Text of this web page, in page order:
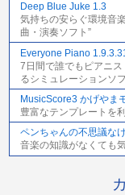
Deep Blue Juke 1.3
気持ちの安らぐ環境音
曲・演奏ソフト”
Everyone Piano 1.9.3.31
7日間で誰でもピアニ
るシミュレーションソ
MusicScore3 かげやま
豊富なテンプレートを
ペンちゃんの不思議な
音楽の知識がなくても